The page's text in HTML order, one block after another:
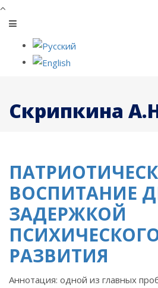
Скрипкина
ВОСПИТАНИЕ
ЗАДЕРЖКОЙ
РАЗВИТИЯ
Аннотация: одной из главных